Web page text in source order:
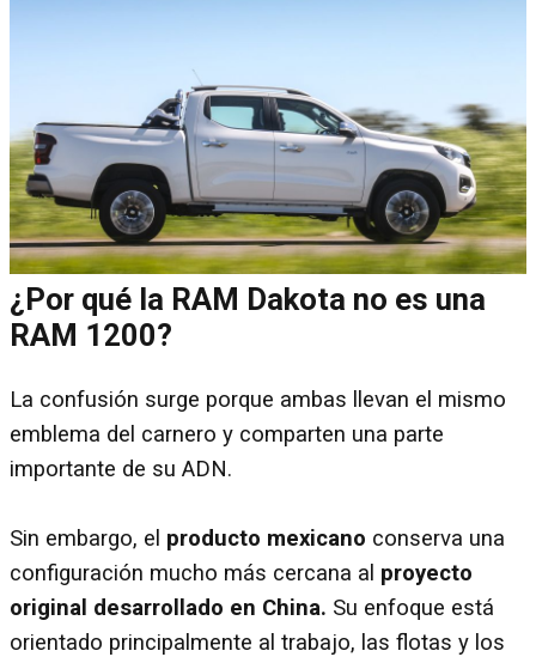
¿Por qué la RAM Dakota no es una
RAM 1200?
La confusión surge porque ambas llevan el mismo
emblema del carnero y comparten una parte
importante de su ADN.
Sin embargo, el producto mexicano conserva una
configuración mucho más cercana al proyecto
original desarrollado en China. Su enfoque está
orientado principalmente al trabajo, las flotas y los